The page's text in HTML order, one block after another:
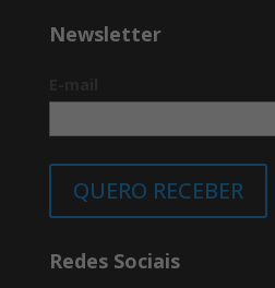
Newsletter
QUERO RECEBER
Redes Sociais